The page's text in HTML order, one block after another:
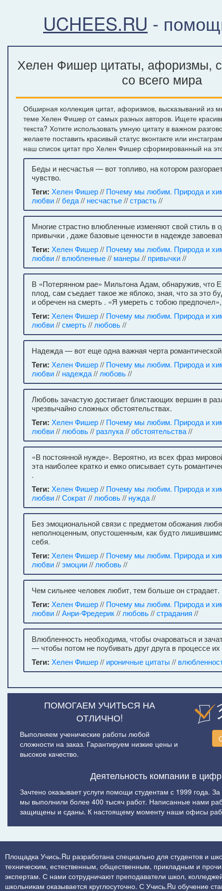
UCHEES.RU -
Хелен Фишер цитаты, афоризмы,
со всего мира
Обширная коллекция цитат, афоризмов, высказываний из
теме Хелен Фишер от самых разных авторов. Ищете
текста? Хотите использовать умную цитату в важном
желаете поставить красивый статус вконтакте или
наш список цитат про Хелен Фишер сформированный на
Беды и несчастья — вот топливо, на котором
чувство.
Теги: Хелен Фишер// Почему мы любим. Природа и
любви//беда// несчастье//страсть//
Многие страстно влюбленные изменяют свой стиль в
привычки , даже базовые ценности в надежде
Теги: Хелен Фишер// Почему мы любим. Природа и
любви// влюбленные// манеры // привычки//
В «Потерянном рае» Мильтона Адам, обнаружив, что
плод, сам съедает такое же яблоко, зная, что за это
и обречен на смерть . «Я умереть с тобою
Теги: Хелен Фишер// Почему мы любим. Природа и
любви//смерть// любовь//
Надежда — вот еще одна важная черта романтической
Теги: Хелен Фишер// Почему мы любим. Природа и
любви// надежда// любовь//
Любовь зачастую достигает блистающих вершин в
чрезвычайно сложных обстоятельствах.
Теги: Хелен Фишер// Почему мы любим. Природа и
любви// любовь// разлука//обстоятельства//
«В постоянной нужде». Вероятно, из всех фраз
эта наиболее кратко и емко описывает суть
.
Теги: Хелен Фишер// Почему мы любим. Природа и
любви//Сократ// любовь// нужда//
Без эмоциональной связи с предметом обожания
неполноценным, опустошенным, как будто
себя.
Теги: Хелен Фишер// Почему мы любим. Природа и
любви//эмоции// любовь//
Чем сильнее человек любит, тем больше он страдает.
Теги: Хелен Фишер// Почему мы любим. Природа и
любви//Анри-Фредерик// любовь//страдания //
Влюбленность необходима, чтобы очароваться и
— чтобы потом не поубивать друг друга в процессе их
Теги: Хелен Фишер// ироничные цитаты //
ПОМОГАЕМ УЧИТЬСЯ НА
ОТЛИЧНО!
Выполняем ученические работы любой
сложности на заказ. Гарантируем низкие цены и
высокое качество.
Деятельность компании в
Зачтено оказывает услуги помощи студентам с 1999 года.
мы выполнили более 400 тысяч работ. Написанные нами
защищены и сданы. К настоящему моменту наши офисы
Площадка Учись.Ru разработана специально для студентов и
техническим, естественным, общественным, прикладным и
экспертам. С нами сотрудничают преподаватели школ,
школьникам оказывается круглосуточно. С Учись.Ru обучение